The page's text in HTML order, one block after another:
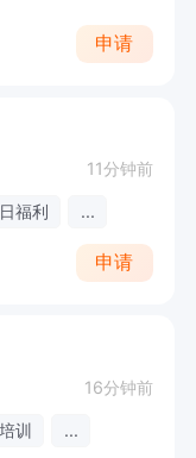
申请
11分钟前
福利 ...
申请
16分钟前
训 ...